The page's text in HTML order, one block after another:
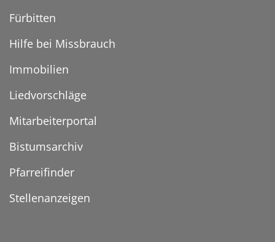
Fürbitten
Hilfe bei Missbrauch
Immobilien
Liedvorschläge
Mitarbeiterportal
Bistumsarchiv
Pfarreifinder
Stellenanzeigen